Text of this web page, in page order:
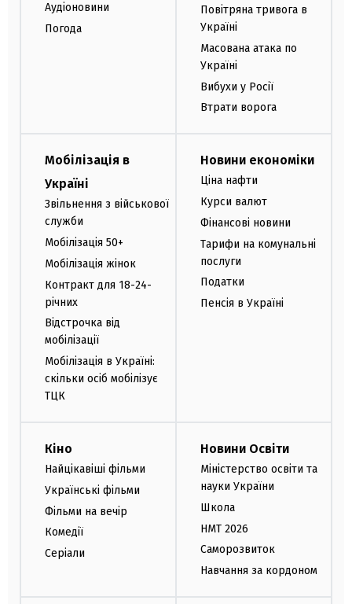
Аудіоновини
Погода
Повітряна тривога в
Україні
Масована атака по
Україні
Вибухи у Росії
Втрати ворога
Мобілізація в
Україні
Звільнення з військової
служби
Мобілізація 50+
Мобілізація жінок
Контракт для 18-24-
річних
Відстрочка від
мобілізації
Мобілізація в Україні:
скільки осіб мобілізує
ТЦК
Новини економіки
Ціна нафти
Курси валют
Фінансові новини
Тарифи на комунальні
послуги
Податки
Пенсія в Україні
Кіно
Найцікавіші фільми
Українські фільми
Фільми на вечір
Комедії
Серіали
Новини Освіти
Міністерство освіти та
науки України
Школа
НМТ 2026
Саморозвиток
Навчання за кордоном